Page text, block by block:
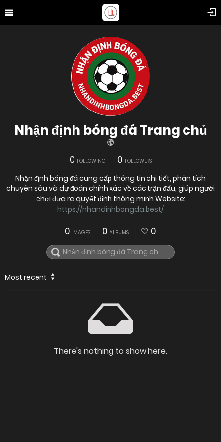
Nhận định bóng đá Trang chủ
0 FOLLOWING 0 FOLLOWERS
Nhận định bóng đá cung cấp thông tin chi tiết, phân tích
chuyên sâu và dự đoán chính xác về các trận đấu, giúp người
chơi đưa ra quyết định thông minh Website:
https://nhandinhbongda.best/
0 IMAGES 0 ALBUMS 0
Most recent
There's nothing to show here.